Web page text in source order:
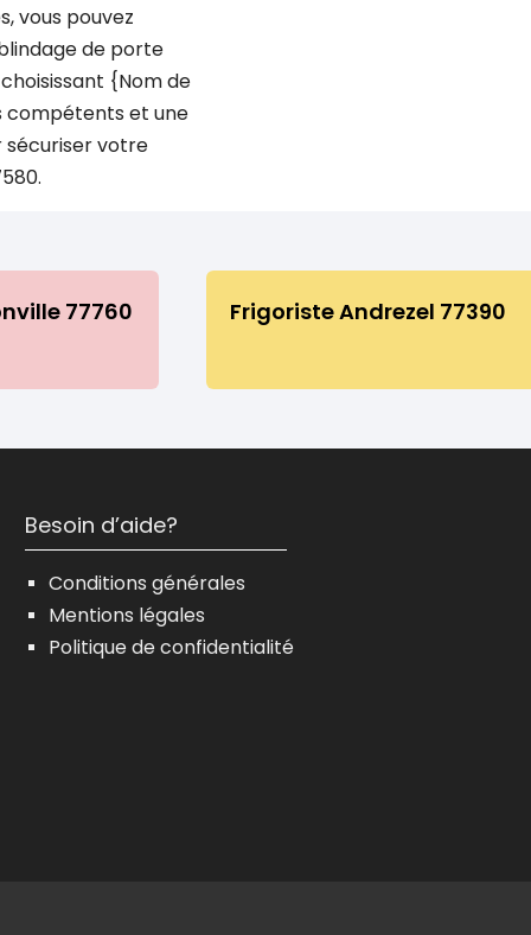
vous pouvez
de porte
{Nom de
compétents et une
sécuriser votre
77760 Frigoriste Andrezel 77390
Besoin d’aide?
Conditions générales
Mentions légales
Politique de confidentialité